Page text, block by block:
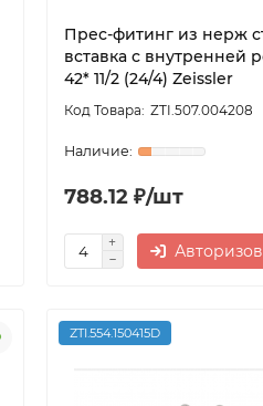
Прес-фитинг из нерж
вставка с внутренней
42* 11/2 (24/4) Zeissler
ZTI.507.004208
788.12 ₽/шт
ZTI.554.150415D